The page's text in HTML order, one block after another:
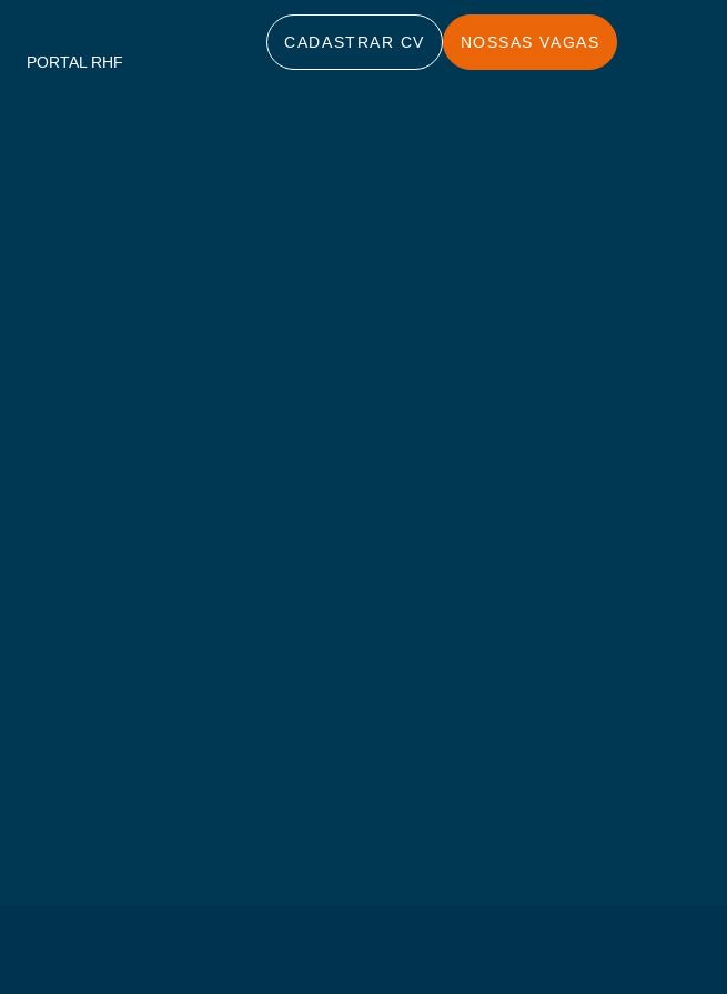
PORTAL RHF
CADASTRAR CV NOSSAS VAGAS